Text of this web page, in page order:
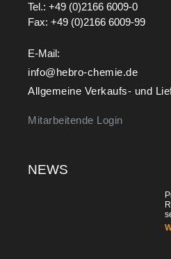
Tel.: +49 (0)2166 6009-0
Fax: +49 (0)2166 6009-99
E-Mail:
info@hebro-chemie.de
Allgemeine Verkaufs- und
Mitarbeitende Login
NEWS